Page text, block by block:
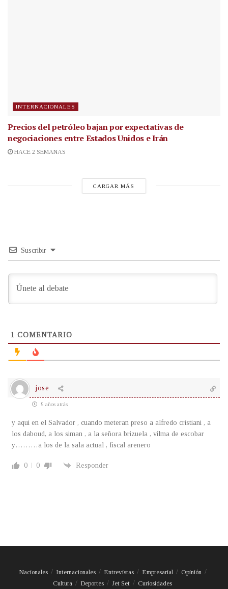
INTERNACIONALES
Precios del petróleo bajan por expectativas de
negociaciones entre Estados Unidos e Irán
HACE 2 SEMANAS
CARGAR MÁS
Suscribir
1 COMENTARIO
jose
5 años atrás
y aqui en el Salvador , cuando meteran preso a alfredo cristiani , a
los daboud, a los siman , a la señora brizuela , vilma de escobar
y………a los de la sala actual , fiscal arenero
0 0 Responder
Nacionales Internacionales Entrevistas Empresarial
Opinión
Cultura
Deportes Jet Set Curiosidades